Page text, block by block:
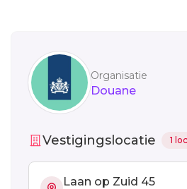
Organisatie
Douane
Vestigingslocatie 1
Laan op Zuid 45